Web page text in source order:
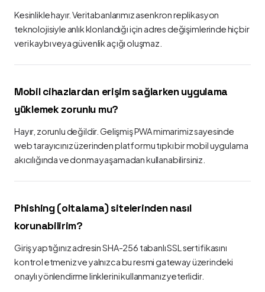
Kesinlikle hayır. Veritabanlarımız asenkron replikasyon
teknolojisiyle anlık klonlandığı için adres değişimlerinde hiçbir
veri kaybı veya güvenlik açığı oluşmaz.
Mobil cihazlardan erişim sağlarken uygulama
yüklemek zorunlu mu?
Hayır, zorunlu değildir. Gelişmiş PWA mimarimiz sayesinde
web tarayıcınız üzerinden platformu tıpkı bir mobil uygulama
akıcılığında ve donma yaşamadan kullanabilirsiniz.
Phishing (oltalama) sitelerinden nasıl
korunabilirim?
Giriş yaptığınız adresin SHA-256 tabanlı SSL sertifikasını
kontrol etmeniz ve yalnızca bu resmi gateway üzerindeki
onaylı yönlendirme linklerini kullanmanız yeterlidir.